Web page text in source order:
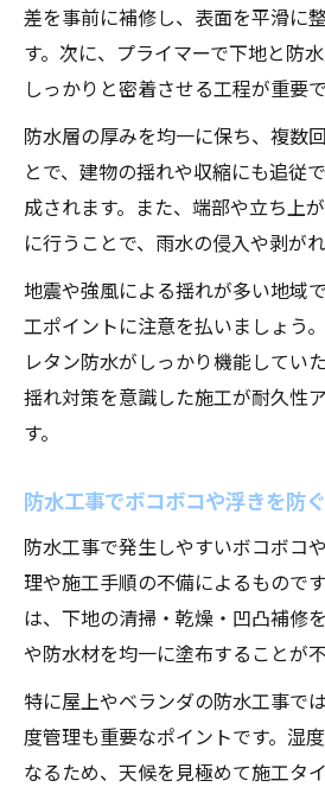
差を事前に補修し、表面を平滑に
す。次に、プライマーで下地と防
しっかりと密着させる工程が重要で
防水層の厚みを均一に保ち、複数
とで、建物の揺れや収縮にも追従
成されます。また、端部や立ち上
に行うことで、雨水の侵入や剥が
地震や強風による揺れが多い地域
工ポイントに注意を払いましょう
レタン防水がしっかり機能してい
揺れ対策を意識した施工が耐久性
す。
防水工事でボコボコや浮きを防
防水工事で発生しやすいボコボコ
理や施工手順の不備によるもので
は、下地の清掃・乾燥・凹凸補修
や防水材を均一に塗布することが不
特に屋上やベランダの防水工事で
度管理も重要なポイントです。湿
なるため、天候を見極めて施工タ